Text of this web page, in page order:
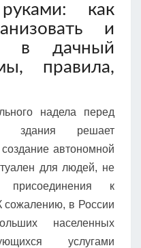
как
и
в дачный
правила,
надела перед
здания решает
автономной
для людей, не
присоединения к
сожалению, в России
населенных
услугами